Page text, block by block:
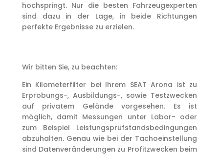
hochspringt. Nur die besten Fahrzeugexperten
sind dazu in der Lage, in beide Richtungen
perfekte Ergebnisse zu erzielen.
Wir bitten Sie, zu beachten:
Ein Kilometerfilter bei Ihrem SEAT Arona ist zu
Erprobungs-, Ausbildungs-, sowie Testzwecken
auf privatem Gelände vorgesehen. Es ist
möglich, damit Messungen unter Labor- oder
zum Beispiel Leistungsprüfstandsbedingungen
abzuhalten. Genau wie bei der Tachoeinstellung
sind Datenveränderungen zu Profitzwecken beim